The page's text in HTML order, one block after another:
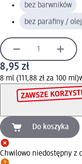
bez barwników
bez parafiny /
8,95 zł
8 ml (111,88 zł za 100 ml)
Do koszyka
Chwilowo niedostępny z